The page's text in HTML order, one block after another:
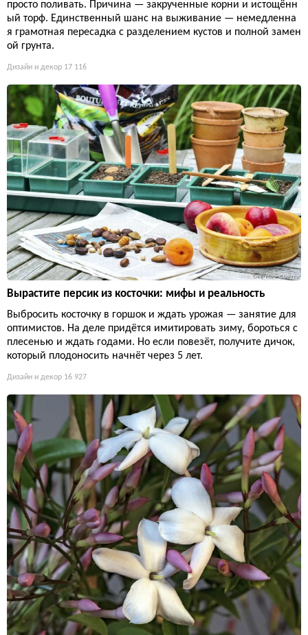
просто поливать. Причина — закрученные корни и истощённ
ый торф. Единственный шанс на выживание — немедленна
я грамотная пересадка с разделением кустов и полной замен
ой грунта.
Дизайн и декор 17 116
Вырастите персик из косточки: мифы и реальность
Выбросить косточку в горшок и ждать урожая — занятие для
оптимистов. На деле придётся имитировать зиму, бороться с
плесенью и ждать годами. Но если повезёт, получите дичок,
который плодоносить начнёт через 5 лет.
Дизайн и декор 16 927